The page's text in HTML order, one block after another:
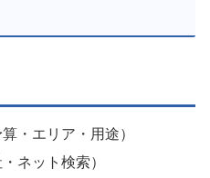
算・エリア・用途）
ネット検索）